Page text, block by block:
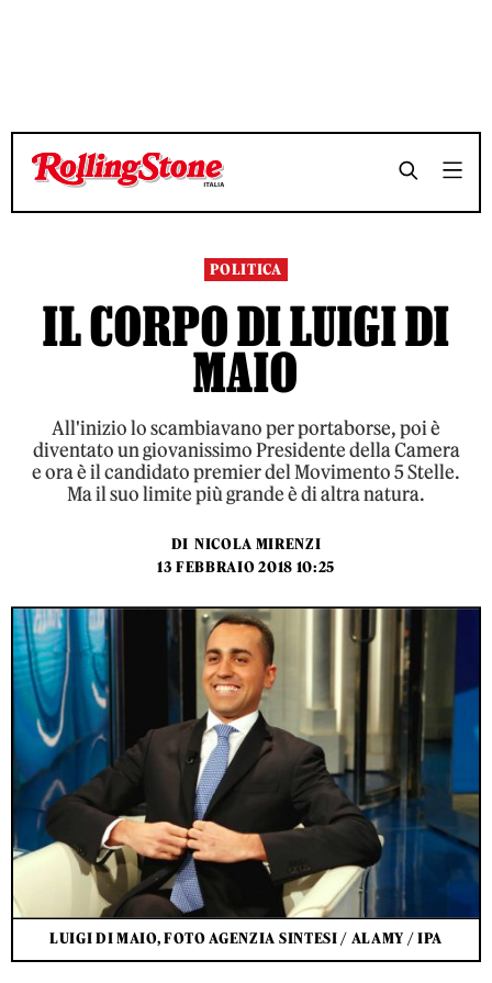
TEMPO DI LETTURA 9 MINUTI SHARE
TEMPO DI LETTURA 9 MINUTI SHARE
POLITICA
IL CORPO DI LUIGI DI
MAIO
All'inizio lo scambiavano per portaborse, poi è
diventato un giovanissimo Presidente della Camera
e ora è il candidato premier del Movimento 5 Stelle.
Ma il suo limite più grande è di altra natura.
DI NICOLA MIRENZI
13 FEBBRAIO 2018 10:25
LUIGI DI MAIO, FOTO AGENZIA SINTESI / ALAMY / IPA